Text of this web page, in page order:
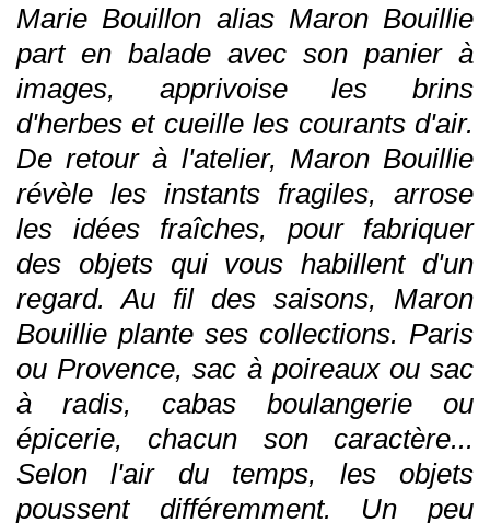
Marie Bouillon alias Maron Bouillie
part en balade avec son panier à
images, apprivoise les brins
d'herbes et cueille les courants d'air.
De retour à l'atelier, Maron Bouillie
révèle les instants fragiles, arrose
les idées fraîches, pour fabriquer
des objets qui voushabillent d'un
regard. Au fil des saisons, Maron
Bouillie plante ses collections. Paris
ou Provence, sac à poireaux ou sac
à radis, cabas boulangerie ou
épicerie, chacun son caractère...
Selon l'air du temps, les objets
poussent différemment. Un peu